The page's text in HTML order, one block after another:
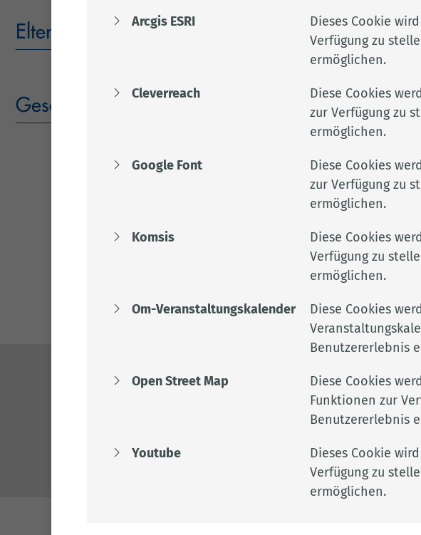
Elterntalk
Geschlechtersensible Pädagogik in der KiTa
www.lkclp.de
Arcgis ESRI
Dieses Cookie
Verfügung zu
ermöglichen.
Cleverreach
Diese Cookies
zur Verfügung zu
ermöglichen.
Google Font
Diese Cookies
zur Verfügung zu
ermöglichen.
Komsis
Diese Cookies
Verfügung zu
ermöglichen.
Om-Veranstaltungskalender
Diese Cookies
Benutzererlebnis
Open Street Map
Diese Cookies
Funktionen zur
Benutzererlebnis
Youtube
Dieses Cookie
Verfügung zu
ermöglichen.